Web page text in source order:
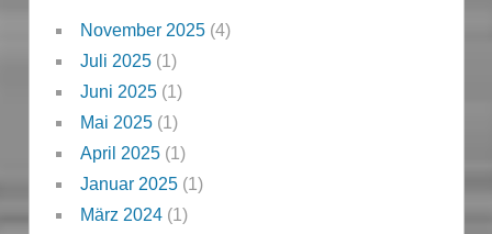
November 2025(4)
Juli 2025(1)
Juni 2025(1)
Mai 2025(1)
April 2025(1)
Januar 2025(1)
März 2024(1)